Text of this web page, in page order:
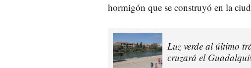
hormigón que se construyó en la
Luz verde al último
cruzará el